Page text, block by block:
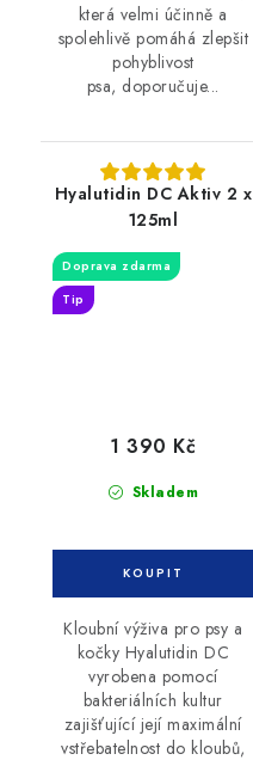
která velmi účinně a
spolehlivě pomáhá zlepšit
pohyblivost
psa, doporučuje...
Hyalutidin DC Aktiv 2 x
125ml
Doprava zdarma
Tip
Skladem
1 390 Kč
Kloubní výživa pro psy a
kočky Hyalutidin DC
vyrobena pomocí
bakteriálních kultur
zajišťující její maximální
vstřebatelnost do kloubů,